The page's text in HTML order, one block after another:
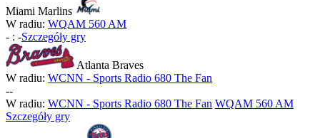
Miami Marlins
W radiu: WQAM 560 AM
- : -Szczegóły gry
Atlanta Braves
W radiu: WCNN - Sports Radio 680 The Fan
--
W radiu: WCNN - Sports Radio 680 The Fan WQAM 560 AM
Szczegóły gry